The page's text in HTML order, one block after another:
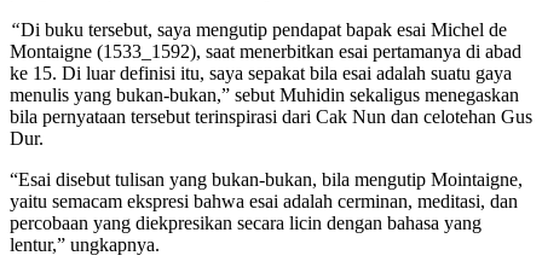
“Di buku tersebut, saya mengutip pendapat bapak esai Michel de
Montaigne (1533_1592), saat menerbitkan esai pertamanya di abad
ke 15. Di luar definisi itu, saya sepakat bila esai adalah suatu gaya
menulis yang bukan-bukan,” sebut Muhidin sekaligus menegaskan
bila pernyataan tersebut terinspirasi dari Cak Nun dan celotehan Gus
Dur.
“Esai disebut tulisan yang bukan-bukan, bila mengutip Mointaigne,
yaitu semacam ekspresi bahwa esai adalah cerminan, meditasi, dan
percobaan yang diekpresikan secara licin dengan bahasa yang
lentur,” ungkapnya.